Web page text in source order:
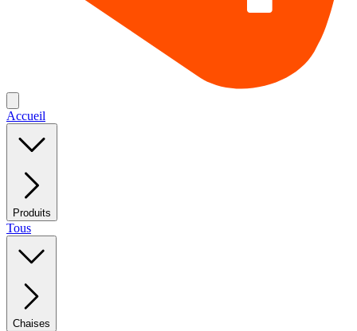
Accueil
Produits
Tous
Chaises